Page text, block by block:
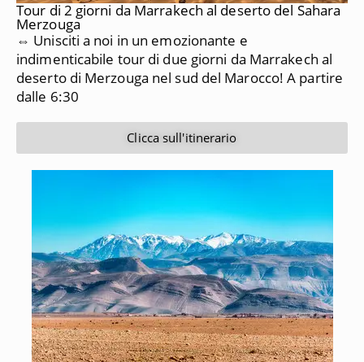
Tour di 2 giorni da Marrakech al deserto del Sahara
Merzouga
⇔ Unisciti a noi in un emozionante e
indimenticabile tour di due giorni da Marrakech al
deserto di Merzouga nel sud del Marocco! A partire
dalle 6:30
Clicca sull'itinerario